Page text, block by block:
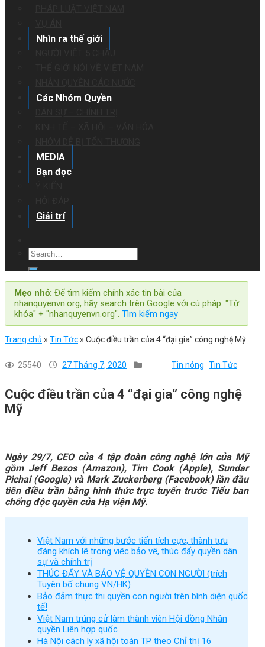
Nhìn ra thế giới
NGƯỜI VIỆT 5 CHÂU
Các Nhóm Quyền
MEDIA
Bạn đọc
Giải trí
Mẹo nhỏ: Để tìm kiếm chính xác tin bài của
nhanquyenvn.org, hãy search trên Google với cú pháp: "Từ
khóa" + "nhanquyenvn.org". Tìm kiếm ngay
Trang chủ » Tin Tức » Cuộc điều trần của 4 “đại gia” công nghệ Mỹ
25540 27 Tháng 7, 2020 Tin nóng Tin Tức
Cuộc điều trần của 4 “đại gia” công nghệ
Mỹ
Ngày 29/7, CEO của 4 tập đoàn công nghệ lớn của Mỹ
gồm Jeff Bezos (Amazon), Tim Cook (Apple), Sundar
Pichai (Google) và Mark Zuckerberg (Facebook)lần đầu
tiênđiều trần bằng hình thức trực tuyến trước Tiểu ban
chống độc quyền của Hạ viện Mỹ.
Việt Nam với những bước tiến tích cực, thành tựu
đáng khích lệ trong việc bảo vệ, thúc đẩy quyền dân
sự và chính trị
THÚC ĐẨY VÀ BẢO VỆ QUYỀN CON NGƯỜI (trích
Tuyên bố chung VN/HK)
Bảo đảm thực thi quyền con người trên bình diện quốc
tế!
Việt Nam trúng cử làm thành viên Hội đồng Nhân
quyền Liên hợp quốc
Hà Nội cách ly xã hội toàn TP theo Chỉ thị 16